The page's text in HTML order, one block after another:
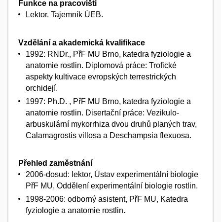
Funkce na pracovišti
Lektor. Tajemník ÚEB.
Vzdělání a akademická kvalifikace
1992: RNDr., PřF MU Brno, katedra fyziologie a
anatomie rostlin. Diplomová práce: Trofické
aspekty kultivace evropských terrestrických
orchidejí.
1997: Ph.D. , PřF MU Brno, katedra fyziologie a
anatomie rostlin. Disertační práce: Vezikulo-
arbuskulární mykorrhiza dvou druhů planých trav,
Calamagrostis villosa a Deschampsia flexuosa.
Přehled zaměstnání
2006-dosud: lektor, Ústav experimentální biologie
PřF MU, Oddělení experimentální biologie rostlin.
1998-2006: odborný asistent, PřF MU, Katedra
fyziologie a anatomie rostlin.